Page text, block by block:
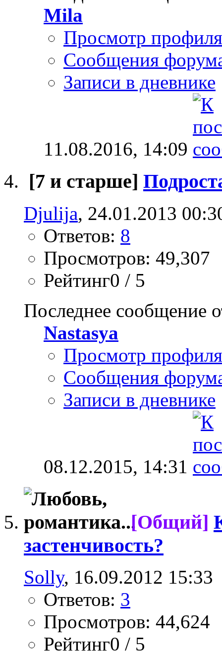
Mila
Просмотр профиля
Сообщения
Записи в дневнике
11.08.2016, 14:09
[7 и старше]
Djulija, 24.01.2013
Ответов: 8
Просмотров: 49,307
Рейтинг0 / 5
Последнее сообщение
Nastasya
Просмотр профиля
Сообщения
Записи в дневнике
08.12.2015, 14:31
[Общий]
застенчивость?
Solly, 16.09.2012 15:33
Ответов: 3
Просмотров: 44,624
Рейтинг0 / 5